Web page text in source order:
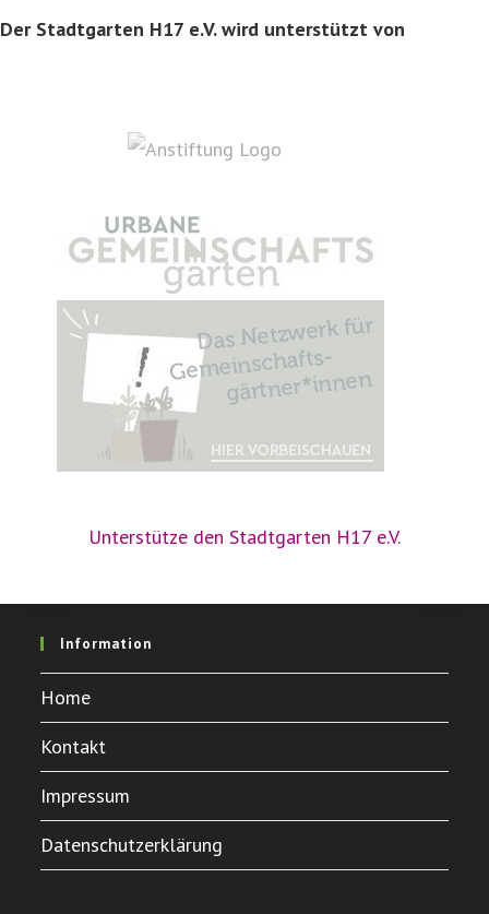
Der Stadtgarten H17 e.V. wird unterstützt von
Unterstütze den Stadtgarten H17 e.V.
Information
Home
Kontakt
Impressum
Datenschutzerklärung